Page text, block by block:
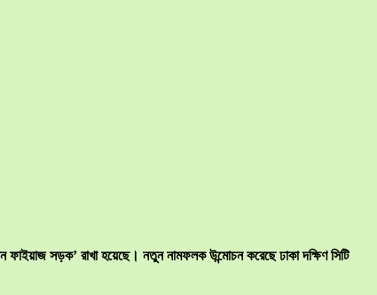
ফাইয়াজ সড়ক’ রাখা হয়েছে। নতুন নামফলক উন্মোচন করেছে ঢাকা দক্ষিণ সিটি